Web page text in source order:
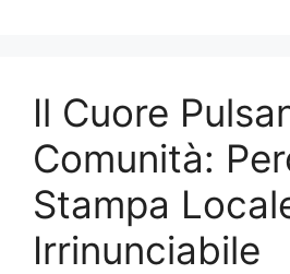
Il Cuore
Comunità:
Stampa
Irrinunciabile